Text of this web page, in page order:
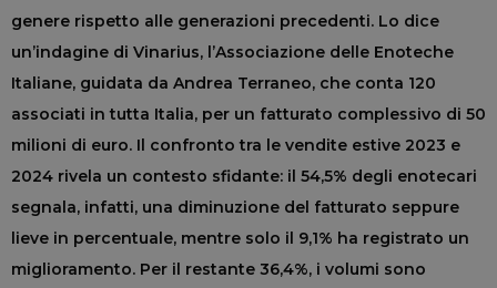
genere rispetto alle generazioni precedenti. Lo dice
un’indagine di Vinarius, l’Associazione delle Enoteche
Italiane, guidata da Andrea Terraneo, che conta 120
associati in tutta Italia, per un fatturato complessivo di 50
milioni di euro. Il confronto tra le vendite estive 2023 e
2024 rivela un contesto sfidante: il 54,5% degli enotecari
segnala, infatti, una diminuzione del fatturato seppure
lieve in percentuale, mentre solo il 9,1% ha registrato un
miglioramento. Per il restante 36,4%, i volumi sono